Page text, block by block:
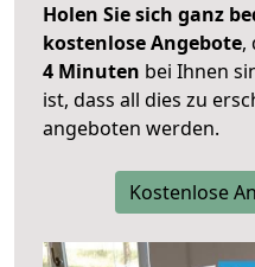
Holen Sie sich ganz
kostenlose Angebote,
4 Minuten bei Ihnen
ist, dass all dies zu
angeboten werden.
Kostenlose